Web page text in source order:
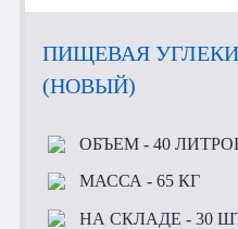
ПИЩЕВАЯ
(НОВЫЙ)
ОБЪЕМ- 40
МАССА - 65 КГ
НА СКЛАДЕ - 30